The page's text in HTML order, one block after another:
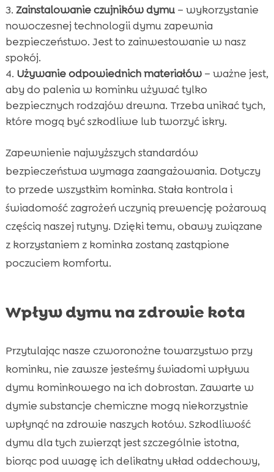
Zainstalowanie czujników dymu– wykorzystanie
nowoczesnej technologii dymu zapewnia
bezpieczeństwo. Jest to zainwestowanie w nasz
spokój.
Używanie odpowiednich materiałów– ważne jest,
aby do palenia w kominku używać tylko
bezpiecznych rodzajów drewna. Trzeba unikać tych,
które mogą być szkodliwe lub tworzyć iskry.
Zapewnienie najwyższych standardów
bezpieczeństwa wymaga zaangażowania. Dotyczy
to przede wszystkim kominka. Stała kontrola i
świadomość zagrożeń uczynią prewencję pożarową
częścią naszej rutyny. Dzięki temu, obawy związane
z korzystaniem z kominka zostaną zastąpione
poczuciem komfortu.
Wpływ dymu na zdrowie kota
Przytulając nasze czworonożne towarzystwo przy
kominku, nie zawsze jesteśmy świadomi wpływu
dymu kominkowego na ich dobrostan. Zawarte w
dymie substancje chemiczne mogą niekorzystnie
wpłynąć na zdrowie naszych kotów. Szkodliwość
dymu dla tych zwierząt jest szczególnie istotna,
biorąc pod uwagę ich delikatny układ oddechowy,